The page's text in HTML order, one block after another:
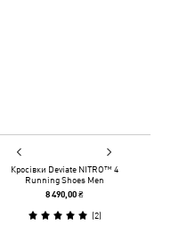
Кросівки Deviate NITRO™ 4
Running Shoes Men
8 490,00 ₴
(2)